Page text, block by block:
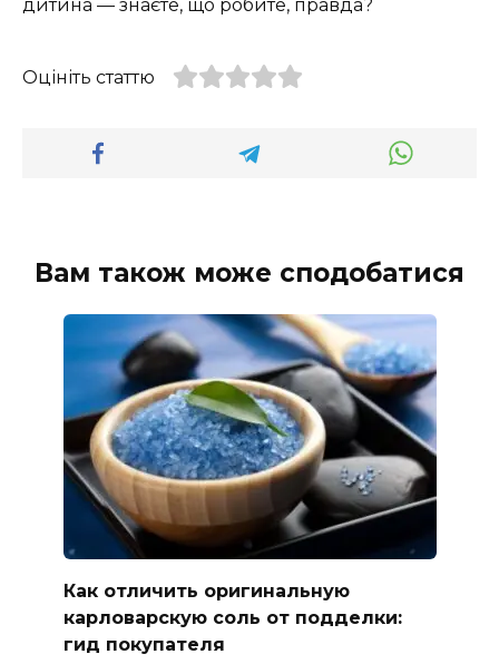
дитина — знаєте, що робите, правда?
Оцініть статтю
Вам також може сподобатися
Как отличить оригинальную
карловарскую соль от подделки:
гид покупателя